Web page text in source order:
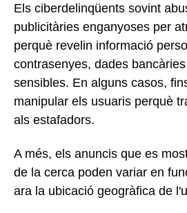
Els ciberdelinqüents sovint
publicitàries enganyoses per
perquè revelin informació
contrasenyes, dades
sensibles. En alguns casos,
manipular els usuaris perquè
als estafadors.
A més, els anuncis que es
de la cerca poden variar en
ara la ubicació geogràfica de